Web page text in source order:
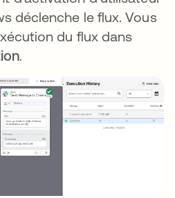
déclenche le flux. Vous
du flux dans
.